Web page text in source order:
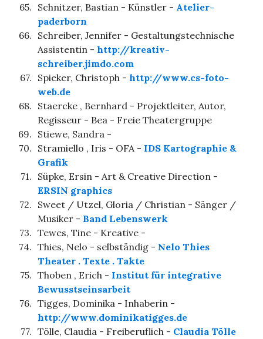
65. Schnitzer, Bastian - Künstler - Atelier-
paderborn
66. Schreiber, Jennifer - Gestaltungstechnische
Assistentin - http://kreativ-
schreiber.jimdo.com
67. Spieker, Christoph - http://www.cs-foto-
web.de
68. Staercke , Bernhard - Projektleiter, Autor,
Regisseur - Bea - Freie Theatergruppe
69. Stiewe, Sandra -
70. Stramiello , Iris - OFA - IDS Kartographie &
Grafik
71. Süpke, Ersin - Art & Creative Direction -
ERSIN graphics
72. Sweet / Utzel, Gloria / Christian - Sänger /
Musiker - Band Lebenswerk
73. Tewes, Tine - Kreative -
74. Thies, Nelo - selbständig - Nelo Thies
Theater . Texte . Takte
75. Thoben , Erich - Institut für integrative
Bewusstseinsarbeit
76. Tigges, Dominika - Inhaberin -
http://www.dominikatigges.de
77. Tölle, Claudia - Freiberuflich - Claudia Tölle